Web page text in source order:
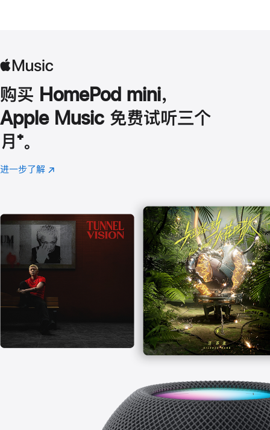
购买 HomePod mini，
Apple Music 免费试听三个
月 脚
注
⁺。
进一步了解 Apple
(在
口
中
打
开)